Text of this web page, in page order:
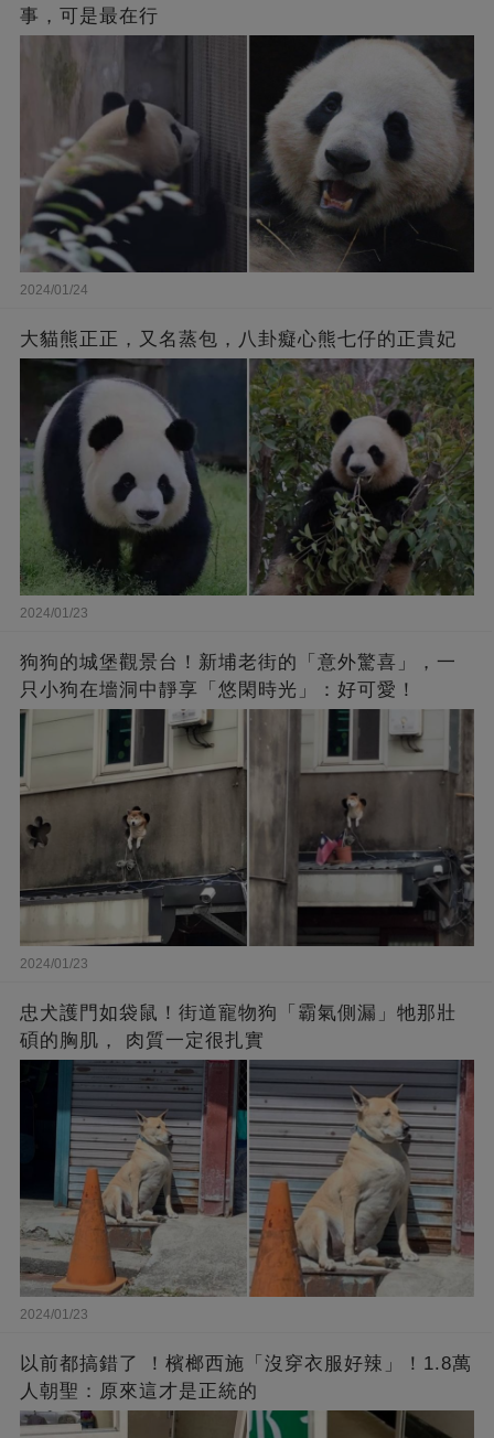
事，可是最在行
2024/01/24
大貓熊正正，又名蒸包，八卦癡心熊七仔的正貴妃
2024/01/23
狗狗的城堡觀景台！新埔老街的「意外驚喜」，一
只小狗在墻洞中靜享「悠閑時光」：好可愛！
2024/01/23
忠犬護門如袋鼠！街道寵物狗「霸氣側漏」牠那壯
碩的胸肌， 肉質一定很扎實
2024/01/23
以前都搞錯了 ！檳榔西施「沒穿衣服好辣」！1.8萬
人朝聖：原來這才是正統的